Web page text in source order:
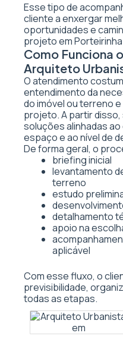
Esse tipo de
cliente a enxergar
oportunidades e
projeto em
Como Funciona
Arquiteto
O atendimento
entendimento da
do imóvel ou terreno
projeto. A partir
soluções alinhadas
espaço e ao nível de
De forma geral, o
briefing inicial
levantamento
terreno
estudo
detalhamento
apoio na
aplicável
Com esse fluxo, o
previsibilidade,
todas as etapas.